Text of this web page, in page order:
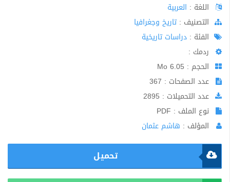
اللغة : العربية
اﻟﺘﺼﻨﻴﻒ : تاريخ وجغرافيا
الفئة : دراسات تاريخية
ردمك :
الحجم : 6.05 Mo
عدد الصفحات : 367
عدد التحميلات : 2895
نوع الملف : PDF
المؤلف : هاشم عثمان
تحميل